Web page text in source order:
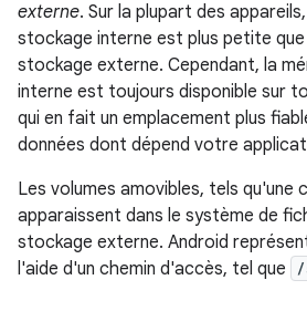
externe. Sur la plupart des
stockage interne est plus petite que
stockage externe. Cependant, la
interne est toujours disponible sur
qui en fait un emplacement plus
données dont dépend votre
Les volumes amovibles, tels qu'une
apparaissent dans le système de
stockage externe. Android
l'aide d'un chemin d'accès, tel que
/